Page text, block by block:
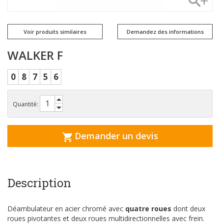
Voir produits similaires Demandez des informations
WALKER F
0 8 7 5 6
Quantité:
Demander un devis
Description
Déambulateur en acier chromé avec quatre roues dont deux
roues pivotantes et deux roues multidirectionnelles avec frein.